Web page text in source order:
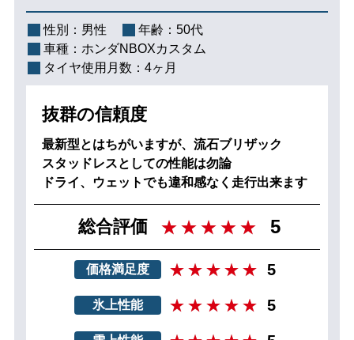
性別： 男性 年齢： 50代
車種： ホンダNBOXカスタム
タイヤ使用月数： 4ヶ月
抜群の信頼度
最新型とはちがいますが、流石ブリザック
スタッドレスとしての性能は勿論
ドライ、ウェットでも違和感なく走行出来ます
総合評価 5
価格満足度 5
氷上性能 5